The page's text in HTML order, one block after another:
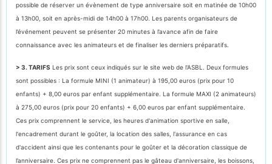
possible de réserver un évènement de type anniversaire soit en matinée de 10h00
à 13h00, soit en après-midi de 14h00 à 17h00. Les parents organisateurs de
l’événement peuvent se présenter 20 minutes à l’avance afin de faire
connaissance avec les animateurs et de finaliser les derniers préparatifs.
> 3. TARIFS Les prix sont ceux indiqués sur le site web de l'ASBL. Deux formules
sont possibles : La formule MINI (1 animateur) à 195,00 euros (prix pour 10
enfants) + 8,00 euros par enfant supplémentaire. La formule MAXI (2 animateurs)
à 275,00 euros (prix pour 20 enfants) + 6,00 euros par enfant supplémentaire.
Ces prix comprennent le service, les heures d'animation sportive en salle,
l'encadrement durant le goûter, la location des salles, l'assurance en cas
d'accident ainsi que les contenants pour le goûter et la décoration classique de
l’anniversaire. Ces prix ne comprennent pas le gâteau d'anniversaire, les boissons,